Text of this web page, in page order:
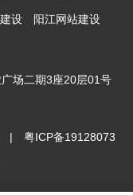
设 阳江网站建设
场二期3座20层01号
| 粤ICP备19128073